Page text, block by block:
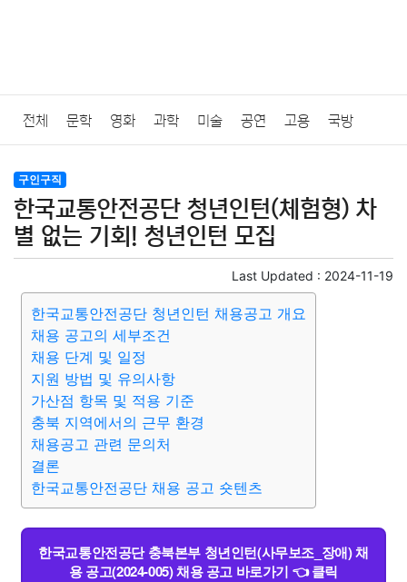
전체 문학 영화 과학 미술 공연 고용 국방
법률
질병 가요 방송 일상 주식 암호화폐 블록체인
미용 증권 인테리어
요리 상품리뷰 원예 금융 게임 스포츠
대출 자동차 취미 여행
종교 사회 정치 건강 의료
부동산
구인구직
한국교통안전공단 청년인턴(체험형) 차
별 없는 기회! 청년인턴 모집
Last Updated : 2024-11-19
한국교통안전공단 청년인턴 채용공고 개요
채용 공고의 세부조건
채용 단계 및 일정
지원 방법 및 유의사항
가산점 항목 및 적용 기준
충북 지역에서의 근무 환경
채용공고 관련 문의처
결론
한국교통안전공단 채용 공고 숏텐츠
한국교통안전공단 충북본부 청년인턴(사무보조_장애) 채
용 공고(2024-005) 채용 공고 바로가기 👈 클릭